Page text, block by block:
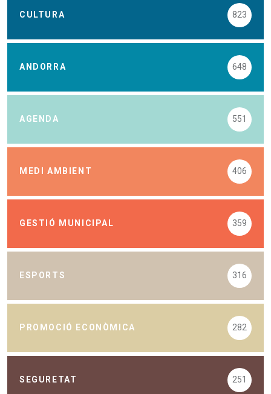
CULTURA 823
ANDORRA 648
AGENDA 551
MEDI AMBIENT 406
GESTIÓ MUNICIPAL 359
ESPORTS 316
PROMOCIÓ ECONÒMICA 282
SEGURETAT 251